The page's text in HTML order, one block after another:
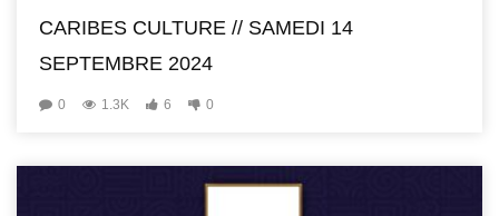
CARIBES CULTURE // SAMEDI 14
SEPTEMBRE 2024
0 1.3K 6 0